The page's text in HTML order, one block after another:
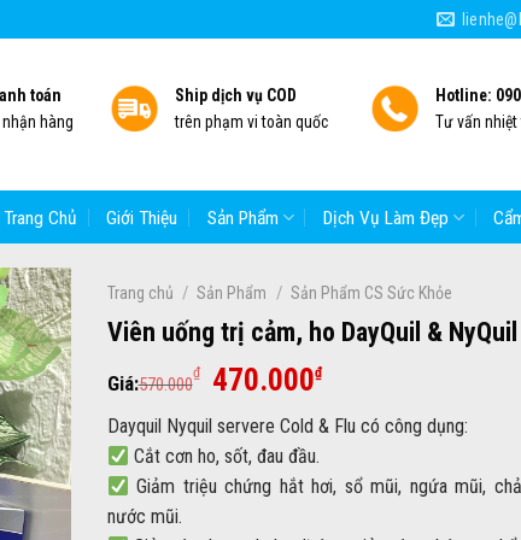
toán
nhận hàng
Ship dịch vụ COD
trên phạm vi toàn quốc
Hotline:
Tư vấn nhiệt
Trang Chủ Giới Thiệu Sản Phẩm Dịch Vụ Làm Đẹp
Trang chủ / Sản Phẩm / Sản Phẩm CS Sức Khỏe
Viên uống trị cảm, ho DayQuil &
Giá:570.000
₫
Giá
là:
570.000₫.
470.000₫Giá
hiện
tại
là:
470.000₫.
Dayquil Nyquil servere Cold & Flu có công dụng:
Cắt cơn ho, sốt, đau đầu.
Giảm triệu chứng hắt hơi, sổ mũi, ngứa mũi,
nước mũi.